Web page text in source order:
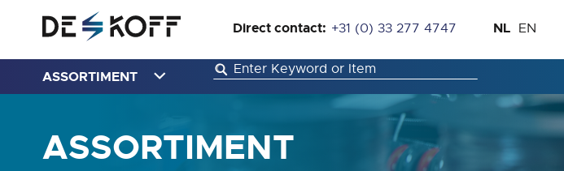
Direct contact: +31 (0) 33 277 4747
de
inhoud
Taal
NL EN
ASSORTIMENT
ASSORTIMENT